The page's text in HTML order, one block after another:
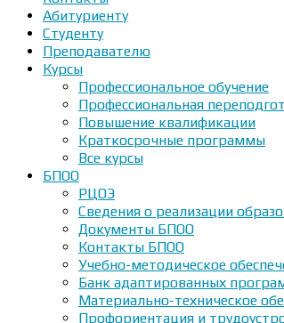
Абитуриенту
Студенту
Преподавателю
Курсы
Профессиональное обучение
Профессиональная
Повышение квалификации
Краткосрочные программы
Все курсы
БПОО
РЦОЭ
Сведения о реализации
Документы БПОО
Контакты БПОО
Учебно-методическое
Банк адаптированных
Материально-техническое
Профориентация и